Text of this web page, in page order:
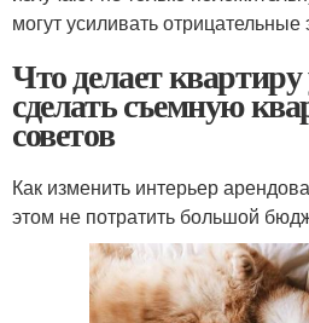
могут усиливать
Что делает
сделать съемную
советов
Как изменить интерьер
этом не потратить большой